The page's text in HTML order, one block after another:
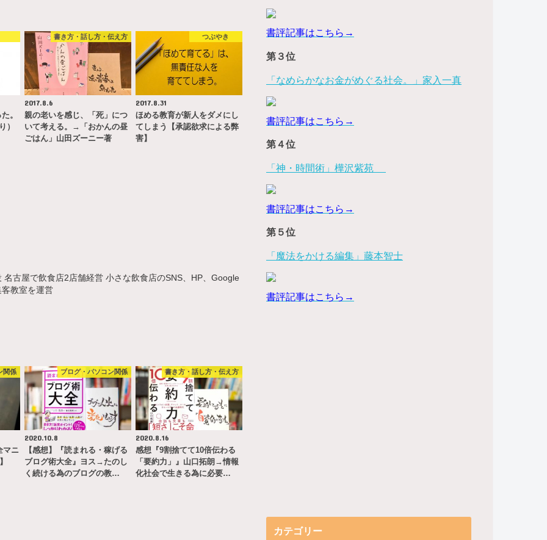
。
）
書き方・話し方・伝え方
2017.8.6
親の老いを感じ、「死」につ
いて考える。→「おかんの昼
ごはん」山田ズーニー著
つぶやき
2017.8.31
ほめる教育が新人をダメにし
てしまう【承認欲求による弊
害】
古屋で飲食店2店舗経営 小さな飲食店のSNS、HP、Google
教室を運営
関係
マニ
ブログ・パソコン関係
2020.10.8
【感想】『読まれる・稼げる
ブログ術大全』ヨス→たのし
く続ける為のブログの教…
書き方・話し方・伝え方
2020.8.16
感想『9割捨てて10倍伝わる
「要約力」』山口拓朗→情報
化社会で生きる為に必要…
書評記事はこちら→
第３位
「なめらかなお金がめぐる社会。」家入一真
書評記事はこちら→
第４位
「神・時間術」樺沢紫苑
書評記事はこちら→
第５位
「魔法をかける編集」藤本智士
書評記事はこちら→
カテゴリー